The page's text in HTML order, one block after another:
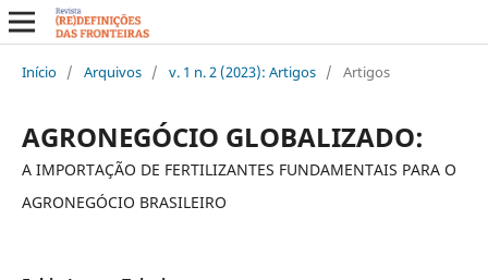
Início / Arquivos / v. 1 n. 2 (2023): Artigos / Artigos
AGRONEGÓCIO GLOBALIZADO:
A IMPORTAÇÃO DE FERTILIZANTES FUNDAMENTAIS PARA O
AGRONEGÓCIO BRASILEIRO